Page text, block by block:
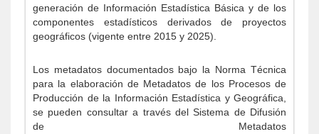
generación de Información Estadística Básica y de los
componentes estadísticos derivados de proyectos
geográficos (vigente entre 2015 y 2025).
Los metadatos documentados bajo la Norma Técnica
para la elaboración de Metadatos de los Procesos de
Producción de la Información Estadística y Geográfica,
se pueden consultar a través del Sistema de Difusión
de Metadatos